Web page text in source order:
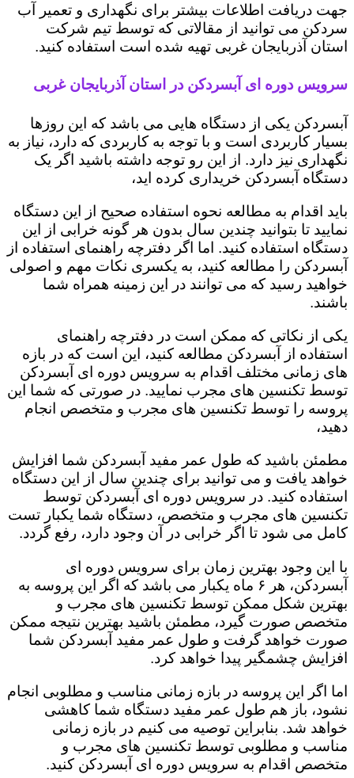
جهت دریافت اطلاعات بیشتر برای نگهداری و تعمیر آب
سردکن می توانید از مقالاتی که توسط تیم شرکت
استان آذربایجان غربی تهیه شده است استفاده کنید.
سرویس دوره ای آبسردکن در استان آذربایجان غربی
آبسردکن یکی از دستگاه هایی می باشد که این روزها
بسیار کاربردی است و با توجه به کاربردی که دارد، نیاز به
نگهداری نیز دارد. از این رو توجه داشته باشید اگر یک
دستگاه آبسردکن خریداری کرده اید،
باید اقدام به مطالعه نحوه استفاده صحیح از این دستگاه
نمایید تا بتوانید چندین سال بدون هر گونه خرابی از این
دستگاه استفاده کنید. اما اگر دفترچه راهنمای استفاده از
آبسردکن را مطالعه کنید، به یکسری نکات مهم و اصولی
خواهید رسید که می توانند در این زمینه همراه شما
باشند.
یکی از نکاتی که ممکن است در دفترچه راهنمای
استفاده از آبسردکن مطالعه کنید، این است که در بازه
های زمانی مختلف اقدام به سرویس دوره ای آبسردکن
توسط تکنسین های مجرب نمایید. در صورتی که شما این
پروسه را توسط تکنسین های مجرب و متخصص انجام
دهید،
مطمئن باشید که طول عمر مفید آبسردکن شما افزایش
خواهد یافت و می توانید برای چندین سال از این دستگاه
استفاده کنید. در سرویس دوره ای آبسردکن توسط
تکنسین های مجرب و متخصص، دستگاه شما یکبار تست
کامل می شود تا اگر خرابی در آن وجود دارد، رفع گردد.
با این وجود بهترین زمان برای سرویس دوره ای
آبسردکن، هر ۶ ماه یکبار می باشد که اگر این پروسه به
بهترین شکل ممکن توسط تکنسین های مجرب و
متخصص صورت گیرد، مطمئن باشید بهترین نتیجه ممکن
صورت خواهد گرفت و طول عمر مفید آبسردکن شما
افزایش چشمگیر پیدا خواهد کرد.
اما اگر این پروسه در بازه زمانی مناسب و مطلوبی انجام
نشود، باز هم طول عمر مفید دستگاه شما کاهشی
خواهد شد. بنابراین توصیه می کنیم در بازه زمانی
مناسب و مطلوبی توسط تکنسین های مجرب و
متخصص اقدام به سرویس دوره ای آبسردکن کنید.